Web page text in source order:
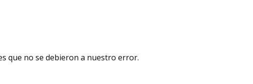
que no se debieron a nuestro error.